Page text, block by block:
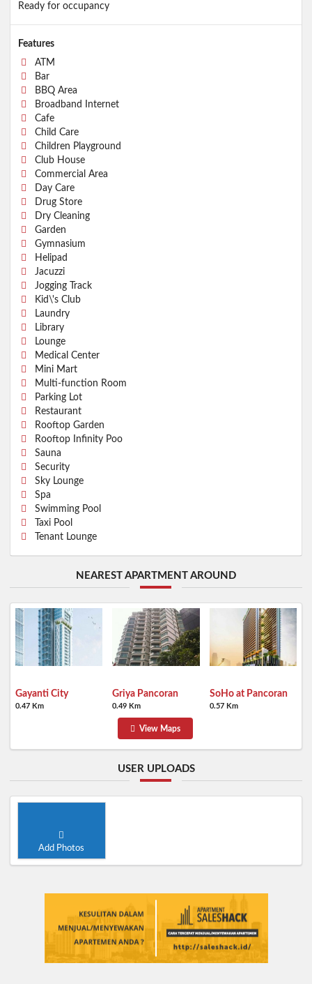
Ready for occupancy
Features
ATM
Bar
BBQ Area
Broadband Internet
Cafe
Child Care
Children Playground
Club House
Commercial Area
Day Care
Drug Store
Dry Cleaning
Garden
Gymnasium
Helipad
Jacuzzi
Jogging Track
Kid\'s Club
Laundry
Library
Lounge
Medical Center
Mini Mart
Multi-function Room
Parking Lot
Restaurant
Rooftop Garden
Rooftop Infinity Poo
Sauna
Security
Sky Lounge
Spa
Swimming Pool
Taxi Pool
Tenant Lounge
NEAREST APARTMENT AROUND
Gayanti City
0.47 Km
Griya Pancoran
0.49 Km
SoHo at Pancoran
0.57 Km
View Maps
USER UPLOADS
Add Photos